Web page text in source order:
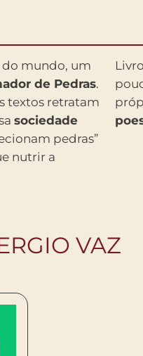
do mundo, um
de Pedras.
textos retratam
sociedade
pedras”
nutrir a
VAZ